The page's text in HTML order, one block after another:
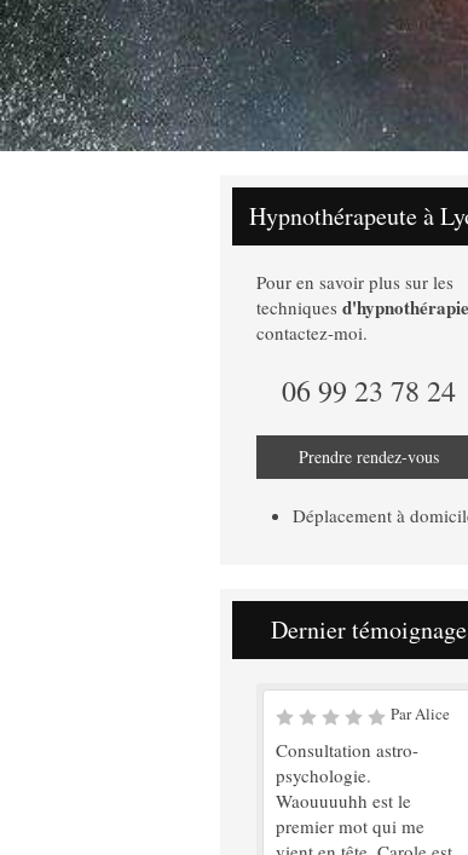
Hypnothérapeute à
Pour en savoir plus sur les
techniques d'hypnothérapie
contactez-moi.
06 99 23 78 24
Prendre rendez-vous
Déplacement à
Dernier témoignage
Par Alice
Consultation astro-
psychologie.
Waouuuuhh est le
premier mot qui me